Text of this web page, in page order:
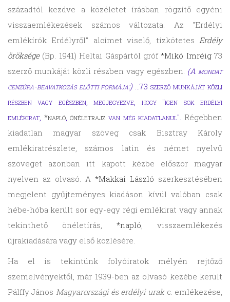
századtól kezdve a közéletet írásban rögzítő egyéni
visszaemlékezések számos változata. Az "Erdélyi
emlékírók Erdélyről" alcímet viselő, tízkötetes Erdély
öröksége(Bp. 1941) Heltai Gáspártól gróf*Mikó Imréig73
szerző munkáját közli részben vagy egészben. (A mondat
cenzúra-beavatkozás előtti formája:) …73 szerző munkáját közli
részben vagy egészben, megjegyezve, hogy "igen sok erdélyi
emlékirat, *napló,önéletrajz van még kiadatlanul". Régebben
kiadatlan magyar szöveg csak Bisztray Károly
emlékiratrészlete, számos latin és német nyelvű
szöveget azonban itt kapott kézbe először magyar
nyelven az olvasó. A *Makkai László szerkesztésében
megjelent gyűjteményes kiadáson kívül valóban csak
hébe-hóba került sor egy-egy régi emlékirat vagy annak
tekinthető önéletírás, *napló, visszaemlékezés
újrakiadására vagy első közlésére.
Ha el is tekintünk folyóiratok mélyén rejtőző
szemelvényektől, már 1939-ben az olvasó kezébe került
Pálffy János Magyarországi és erdélyi urakc. emlékezése,